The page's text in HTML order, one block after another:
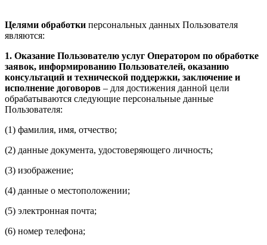
Целями обработки персональных данных Пользователя
являются:
1. Оказание Пользователю услуг Оператором по обработке
заявок, информированию Пользователей, оказанию
консультаций и технической поддержки, заключение и
исполнение договоров – для достижения данной цели
обрабатываются следующие персональные данные
Пользователя:
(1) фамилия, имя, отчество;
(2) данные документа, удостоверяющего личность;
(3) изображение;
(4) данные о местоположении;
(5) электронная почта;
(6) номер телефона;